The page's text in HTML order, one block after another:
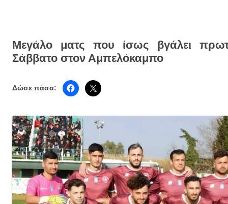
Μεγάλο ματς που ίσως βγάλει
Σάββατο στον Αμπελόκαμπο
Δώσε πάσα: